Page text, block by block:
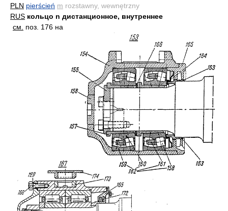
PLN pierścień m rozstawny, wewnętrzny
RUS кольцо n дистанционное, внутреннее
см.
поз. 176 на